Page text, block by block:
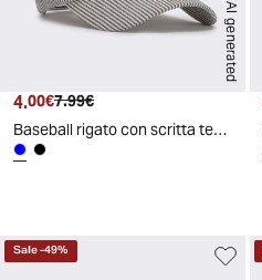
AI generated
Prezzo attuale
4.00€ Prezzo originale
7.99€
Baseball rigato con scritta tennis club - Blu
Sale-49%